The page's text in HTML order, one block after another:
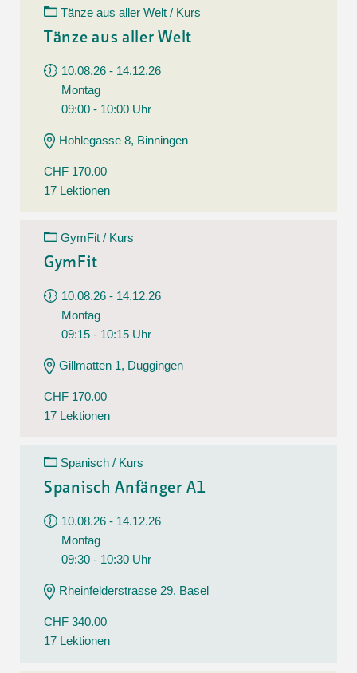
Tänze aus aller Welt / Kurs
Tänze aus aller Welt
10.08.26 - 14.12.26
Montag
09:00 - 10:00 Uhr
Hohlegasse 8, Binningen
CHF 170.00
17 Lektionen
GymFit / Kurs
GymFit
10.08.26 - 14.12.26
Montag
09:15 - 10:15 Uhr
Gillmatten 1, Duggingen
CHF 170.00
17 Lektionen
Spanisch / Kurs
Spanisch Anfänger A1
10.08.26 - 14.12.26
Montag
09:30 - 10:30 Uhr
Rheinfelderstrasse 29, Basel
CHF 340.00
17 Lektionen